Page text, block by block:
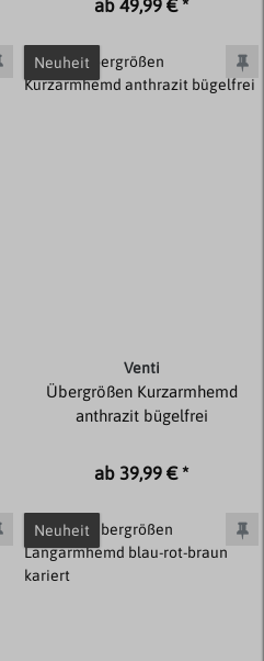
ab 49,99 € *
Neuheit
Venti
Übergrößen Kurzarmhemd
anthrazit bügelfrei
ab 39,99 € *
Neuheit